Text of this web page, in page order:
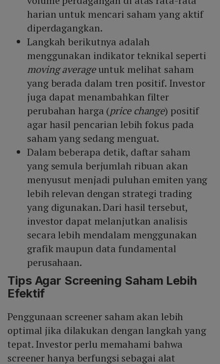
harian untuk mencari saham yang aktif
diperdagangkan.
Langkah berikutnya adalah
menggunakan indikator teknikal seperti
moving averageuntuk melihat saham
yang berada dalam tren positif. Investor
juga dapat menambahkan filter
perubahan harga (price change) positif
agar hasil pencarian lebih fokus pada
saham yang sedang menguat.
Dalam beberapa detik, daftar saham
yang semula berjumlah ribuan akan
menyusut menjadi puluhan emiten yang
lebih relevan dengan strategi trading
yang digunakan. Dari hasil tersebut,
investor dapat melanjutkan analisis
secara lebih mendalam menggunakan
grafik maupun data fundamental
perusahaan.
Tips Agar Screening Saham Lebih
Efektif
Penggunaan screener saham akan lebih
optimal jika dilakukan dengan langkah yang
tepat. Investor perlu memahami bahwa
screener hanya berfungsi sebagai alat